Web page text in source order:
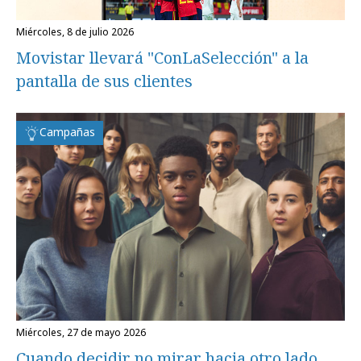
miércoles, 8 de julio 2026
Movistar llevará "ConLaSelección" a la
pantalla de sus clientes
Campañas
miércoles, 27 de mayo 2026